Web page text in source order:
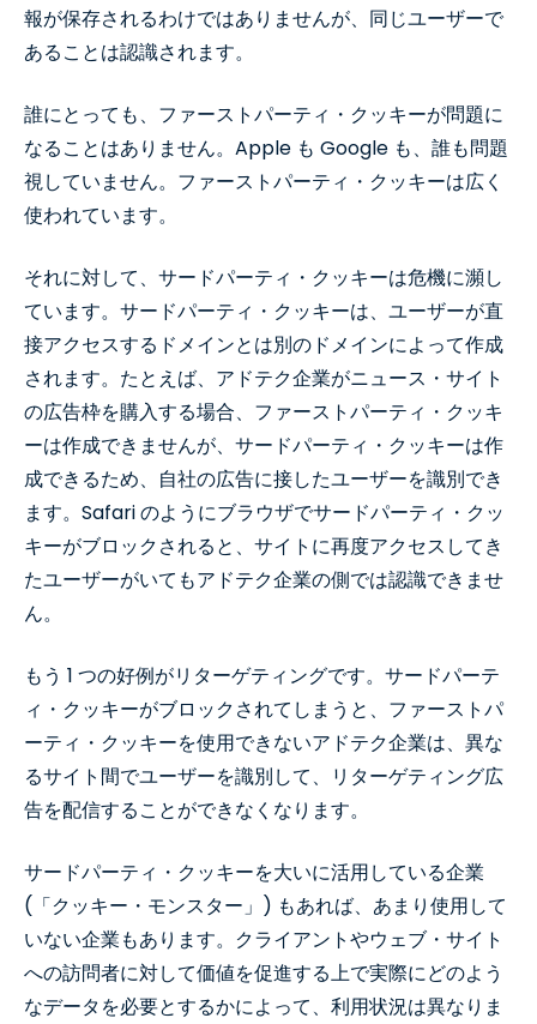
報が保存されるわけではありませんが、同じユーザーで
あることは認識されます。
誰にとっても、ファーストパーティ・クッキーが問題に
なることはありません。Apple も Google も、誰も問題
視していません。ファーストパーティ・クッキーは広く
使われています。
それに対して、サードパーティ・クッキーは危機に瀕し
ています。サードパーティ・クッキーは、ユーザーが直
接アクセスするドメインとは別のドメインによって作成
されます。たとえば、アドテク企業がニュース・サイト
の広告枠を購入する場合、ファーストパーティ・クッキ
ーは作成できませんが、サードパーティ・クッキーは作
成できるため、自社の広告に接したユーザーを識別でき
ます。Safari のようにブラウザでサードパーティ・クッ
キーがブロックされると、サイトに再度アクセスしてき
たユーザーがいてもアドテク企業の側では認識できませ
ん。
もう 1 つの好例がリターゲティングです。サードパーテ
ィ・クッキーがブロックされてしまうと、ファーストパ
ーティ・クッキーを使用できないアドテク企業は、異な
るサイト間でユーザーを識別して、リターゲティング広
告を配信することができなくなります。
サードパーティ・クッキーを大いに活用している企業
(「クッキー・モンスター」) もあれば、あまり使用して
いない企業もあります。クライアントやウェブ・サイト
への訪問者に対して価値を促進する上で実際にどのよう
なデータを必要とするかによって、利用状況は異なりま